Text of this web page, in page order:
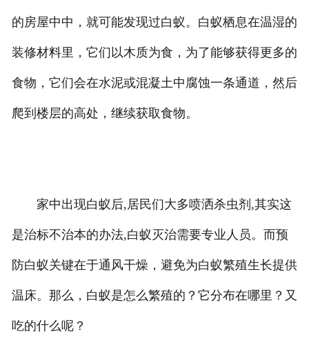
的房屋中中，就可能发现过白蚁。白蚁栖息在温湿的
装修材料里，它们以木质为食，为了能够获得更多的
食物，它们会在水泥或混凝土中腐蚀一条通道，然后
爬到楼层的高处，继续获取食物。
家中出现白蚁后,居民们大多喷洒杀虫剂,其实这
是治标不治本的办法,白蚁灭治需要专业人员。而预
防白蚁关键在于通风干燥，避免为白蚁繁殖生长提供
温床。那么，白蚁是怎么繁殖的？它分布在哪里？又
吃的什么呢？